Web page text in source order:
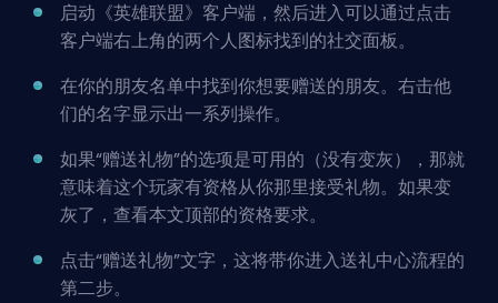
启动《英雄联盟》客户端，然后进入可以通过点击
客户端右上角的两个人图标找到的社交面板。
在你的朋友名单中找到你想要赠送的朋友。右击他
们的名字显示出一系列操作。
如果“赠送礼物”的选项是可用的（没有变灰），那就
意味着这个玩家有资格从你那里接受礼物。如果变
灰了，查看本文顶部的资格要求。
点击“赠送礼物”文字，这将带你进入送礼中心流程的
第二步。